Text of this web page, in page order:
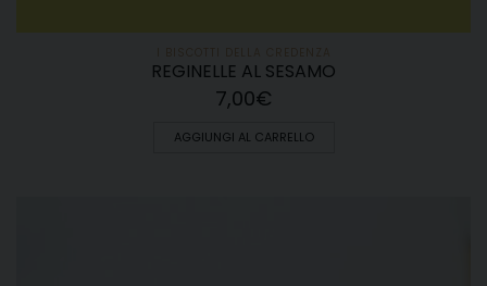
REGINELLE AL SESAMO
7,00€
AGGIUNGI AL CARRELLO